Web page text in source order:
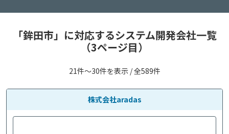
「鉾田市」に対応するシステム開発会社一覧
（3ページ目）
21件〜30件を表示 / 全589件
株式会社aradas